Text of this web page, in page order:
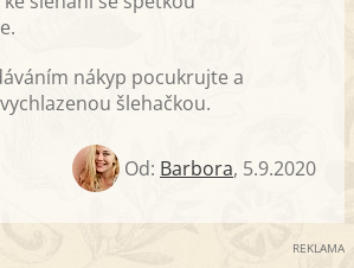
nákyp pocukrujte a
šlehačkou.
Od: Barbora, 5.9.2020
REKLAMA